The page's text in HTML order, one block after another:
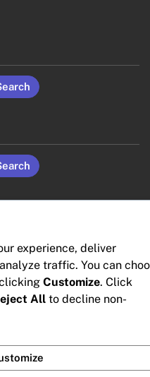
experience, deliver
traffic. You can
Customize. Click
All to decline non-